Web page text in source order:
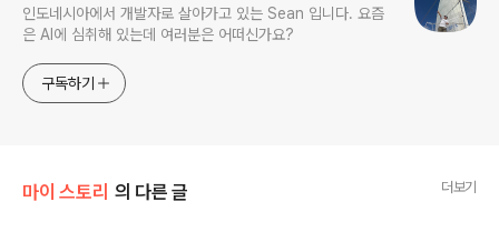
인도네시아에서 개발자로 살아가고 있는 Sean 입니다. 요즘
은 AI에 심취해 있는데 여러분은 어떠신가요?
구독하기
마이 스토리 의 다른 글 더보기